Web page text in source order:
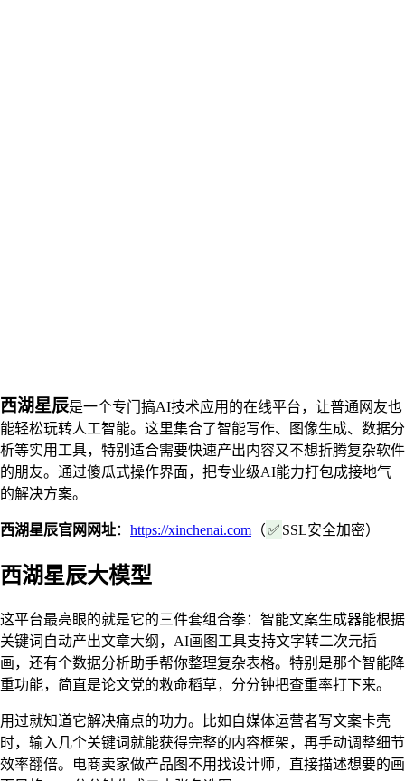
西湖星辰是一个专门搞AI技术应用的在线平台，让普通网友也
能轻松玩转人工智能。这里集合了智能写作、图像生成、数据分
析等实用工具，特别适合需要快速产出内容又不想折腾复杂软件
的朋友。通过傻瓜式操作界面，把专业级AI能力打包成接地气
的解决方案。
西湖星辰官网网址： https://xinchenai.com （✅ SSL安全加密）
西湖星辰大模型
这平台最亮眼的就是它的三件套组合拳：智能文案生成器能根据
关键词自动产出文章大纲，AI画图工具支持文字转二次元插
画，还有个数据分析助手帮你整理复杂表格。特别是那个智能降
重功能，简直是论文党的救命稻草，分分钟把查重率打下来。
用过就知道它解决痛点的功力。比如自媒体运营者写文案卡壳
时，输入几个关键词就能获得完整的内容框架，再手动调整细节
效率翻倍。电商卖家做产品图不用找设计师，直接描述想要的画